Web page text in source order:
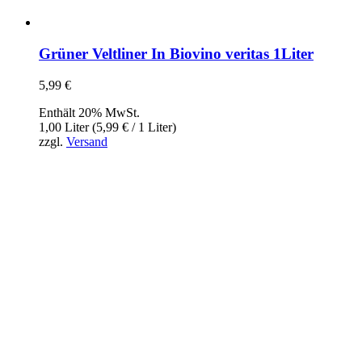
Grüner Veltliner In Biovino veritas 1Liter
5,99 €
Enthält 20% MwSt.
1,00 Liter (5,99 € / 1 Liter)
zzgl. Versand